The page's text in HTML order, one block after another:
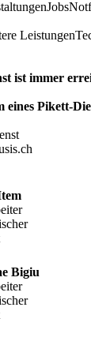
Jobs
Leistungen
ist immer
Pikett-
Bigiu